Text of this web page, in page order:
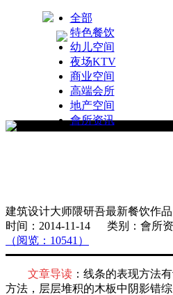
全部
特色餐饮
幼儿空间
夜场KTV
商业空间
高端会所
地产空间
會所资讯
建筑设计大师隈研吾最新餐饮作品
时间：2014-11-14 类别：會所
（阅览：10541）
文章导读 ：线条的表现方法
方法，层层堆积的木板中阴影错